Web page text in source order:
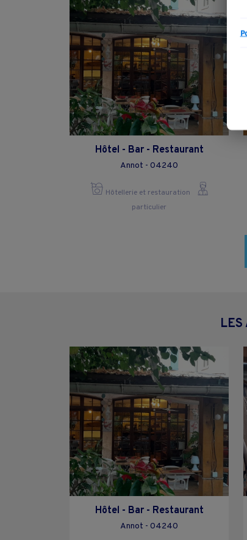
Hôtel - Bar - Restaurant
Annot - 04240
Hôtellerie et restauration
particulier
Hôtel - Bar - Restaurant
Annot - 04240